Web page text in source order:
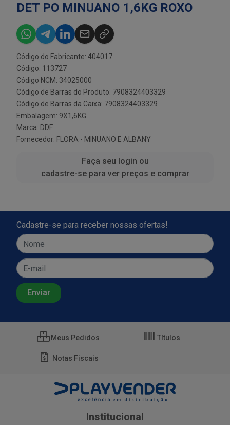
DET PO MINUANO 1,6KG ROXO
Código do Fabricante: 404017
Código: 113727
Código NCM: 34025000
Código de Barras do Produto: 7908324403329
Código de Barras da Caixa: 7908324403329
Embalagem: 9X1,6KG
Marca: DDF
Fornecedor: FLORA - MINUANO E ALBANY
Faça seu login ou
cadastre-se para ver preços e comprar
Cadastre-se para receber nossas ofertas!
Meus Pedidos Títulos
Notas Fiscais
Institucional